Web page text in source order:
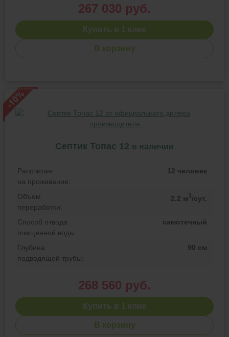
267 030 руб.
Купить в 1 клик
В корзину
Септик Топас 12 в наличии
Рассчитан
на проживание:
12 человек
Объем
переработки:
2.2 м3/сут.
Способ отвода
очищенной воды:
самотечный
Глубина
подводящей трубы:
90 см
268 560 руб.
Купить в 1 клик
В корзину